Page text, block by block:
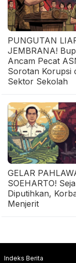
PUNGUTAN
JEMBRANA!
Ancam Pecat
Sorotan Korupsi
Sektor Sekolah
GELAR
SOEHARTO!
Diputihkan,
Menjerit
Indeks Berita